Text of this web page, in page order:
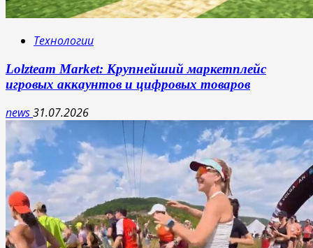
Технологии
Lolzteam Market: Крупнейший маркетплейс
игровых аккаунтов и цифровых товаров
news31.07.2026